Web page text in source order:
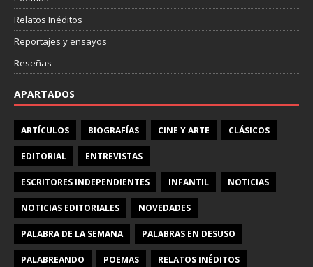
Relatos Inéditos
Reportajes y ensayos
Reseñas
APARTADOS
ARTÍCULOS BIOGRAFÍAS CINE Y ARTE CLÁSICOS
EDITORIAL ENTREVISTAS
ESCRITORES INDEPENDIENTES INFANTIL NOTICIAS
NOTICIAS EDITORIALES NOVEDADES
PALABRA DE LA SEMANA PALABRAS EN DESUSO
PALABREANDO POEMAS RELATOS INÉDITOS